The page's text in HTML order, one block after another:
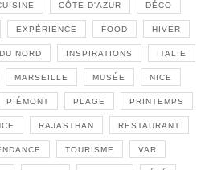
CÔTE D'AZUR DÉCO
EXPÉRIENCE FOOD HIVER
NORD INSPIRATIONS ITALIE
MARSEILLE MUSÉE NICE
PIÉMONT PLAGE PRINTEMPS
RAJASTHAN RESTAURANT
TOURISME VAR